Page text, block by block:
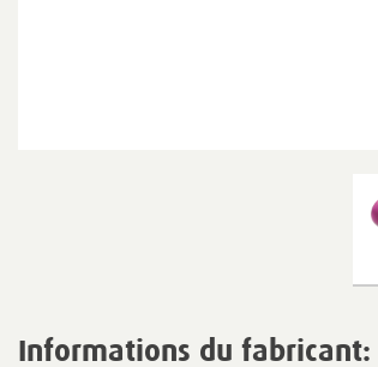
Informations du fabricant: